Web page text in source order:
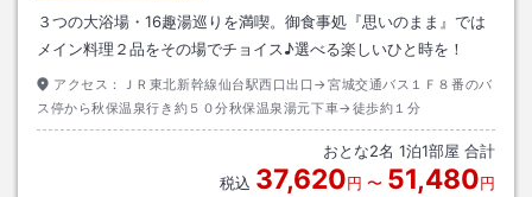
３つの大浴場・16趣湯巡りを満喫。御食事処『思いのまま』では
メイン料理２品をその場でチョイス♪選べる楽しいひと時を！
アクセス：
ＪＲ東北新幹線仙台駅西口出口→宮城交通バス１Ｆ８番のバ
ス停から秋保温泉行き約５０分秋保温泉湯元下車→徒歩約１分
おとな2名 1泊1部屋 合計
税込 37,620円 〜 51,480円